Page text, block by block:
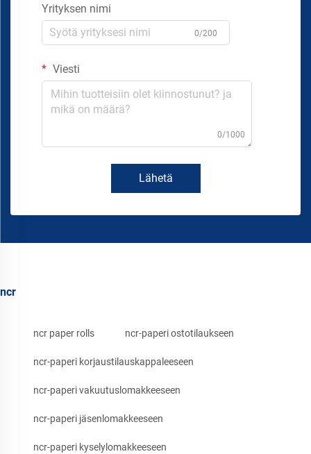
Yrityksen nimi
0/200
Viesti
0/1000
Lähetä
ncr
ncr paper rolls ncr-paperi ostotilaukseen
ncr-paperi korjaustilauskappaleeseen
ncr-paperi vakuutuslomakkeeseen
ncr-paperi jäsenlomakkeeseen
ncr-paperi kyselylomakkeeseen